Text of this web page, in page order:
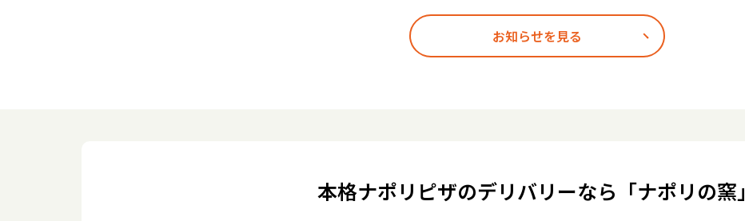
お知らせを見る
本格ナポリピザのデリバリーなら「ナポリの窯」